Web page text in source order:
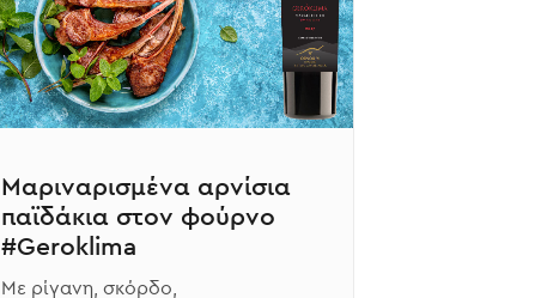
Μαριναρισμένα αρνίσια
παϊδάκια στον φούρνο
#Geroklima
Με ρίγανη, σκόρδο,